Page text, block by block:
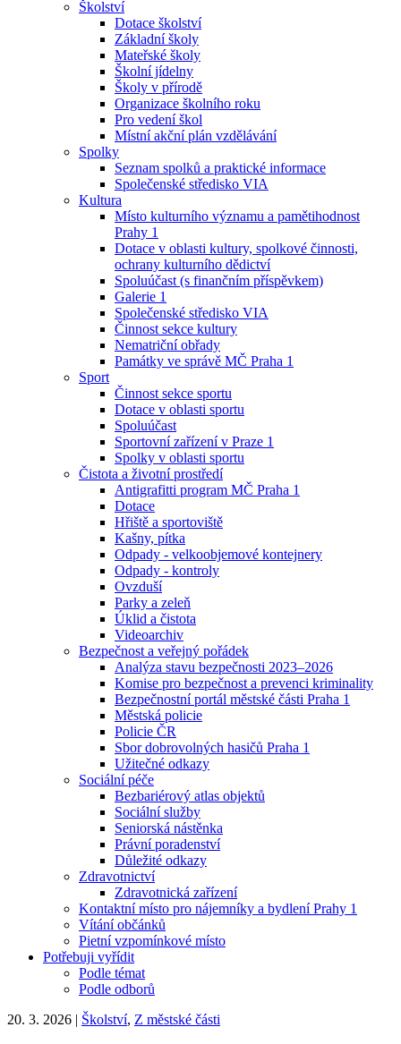
Školství
Dotace školství
Základní školy
Mateřské školy
Školní jídelny
Školy v přírodě
Organizace školního roku
Pro vedení škol
Místní akční plán vzdělávání
Spolky
Seznam spolků a praktické informace
Společenské středisko VIA
Kultura
Místo kulturního významu a pamětihodnost
Prahy 1
Dotace v oblasti kultury, spolkové činnosti,
ochrany kulturního dědictví
Spoluúčast (s finančním příspěvkem)
Galerie 1
Společenské středisko VIA
Činnost sekce kultury
Nematriční obřady
Památky ve správě MČ Praha 1
Sport
Činnost sekce sportu
Dotace v oblasti sportu
Spoluúčast
Sportovní zařízení v Praze 1
Spolky v oblasti sportu
Čistota a životní prostředí
Antigrafitti program MČ Praha 1
Dotace
Hřiště a sportoviště
Kašny, pítka
Odpady - velkoobjemové kontejnery
Odpady - kontroly
Ovzduší
Parky a zeleň
Úklid a čistota
Videoarchiv
Bezpečnost a veřejný pořádek
Analýza stavu bezpečnosti 2023–2026
Komise pro bezpečnost a prevenci kriminality
Bezpečnostní portál městské části Praha 1
Městská policie
Policie ČR
Sbor dobrovolných hasičů Praha 1
Užitečné odkazy
Sociální péče
Bezbariérový atlas objektů
Sociální služby
Seniorská nástěnka
Právní poradenství
Důležité odkazy
Zdravotnictví
Zdravotnická zařízení
Kontaktní místo pro nájemníky a bydlení Prahy 1
Vítání občánků
Pietní vzpomínkové místo
Potřebuji vyřídit
Podle témat
Podle odborů
20. 3. 2026 | Školství, Z městské části